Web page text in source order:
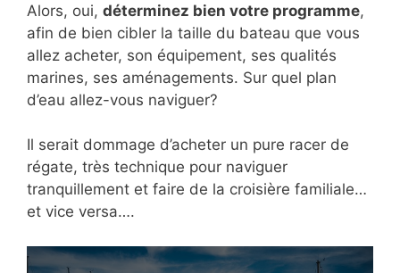
Alors, oui, déterminez bien votre programme,
afin de bien cibler la taille du bateau que vous
allez acheter, son équipement, ses qualités
marines, ses aménagements. Sur quel plan
d’eau allez-vous naviguer?
Il serait dommage d’acheter un pure racer de
régate, très technique pour naviguer
tranquillement et faire de la croisière familiale…
et vice versa….